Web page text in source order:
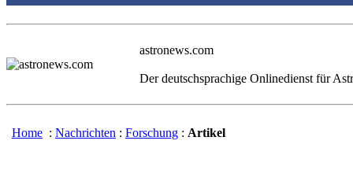
astronews.com
Der deutschsprachige Onlinedienst für
Home : Nachrichten : Forschung : Artikel